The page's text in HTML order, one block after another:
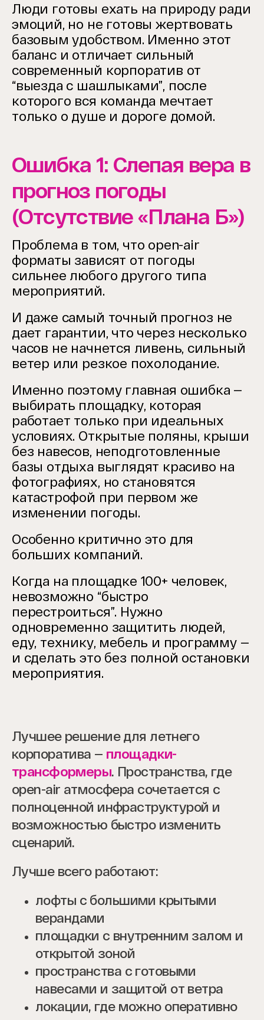
Люди готовы ехать на природу ради
эмоций, но не готовы жертвовать
базовым удобством. Именно этот
баланс и отличает сильный
современный корпоратив от
“выезда с шашлыками”, после
которого вся команда мечтает
только о душе и дороге домой.
Ошибка 1: Слепая вера в
прогноз погоды
(Отсутствие «Плана Б»)
Проблема в том, что open-air
форматы зависят от погоды
сильнее любого другого типа
мероприятий.
И даже самый точный прогноз не
дает гарантии, что через несколько
часов не начнется ливень, сильный
ветер или резкое похолодание.
Именно поэтому главная ошибка —
выбирать площадку, которая
работает только при идеальных
условиях. Открытые поляны, крыши
без навесов, неподготовленные
базы отдыха выглядят красиво на
фотографиях, но становятся
катастрофой при первом же
изменении погоды.
Особенно критично это для
больших компаний.
Когда на площадке 100+ человек,
невозможно “быстро
перестроиться”. Нужно
одновременно защитить людей,
еду, технику, мебель и программу —
и сделать это без полной остановки
мероприятия.
Лучшее решение для летнего
корпоратива — площадки-
трансформеры. Пространства, где
open-air атмосфера сочетается с
полноценной инфраструктурой и
возможностью быстро изменить
сценарий.
Лучше всего работают:
лофты с большими крытыми
верандами
площадки с внутренним залом и
открытой зоной
пространства с готовыми
навесами и защитой от ветра
локации, где можно оперативно